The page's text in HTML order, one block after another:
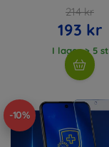
214 kr
193 kr
I lager > 5 st
-10%